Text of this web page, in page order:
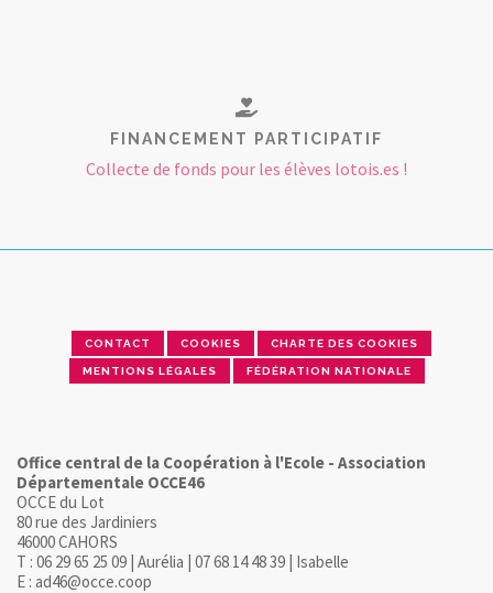
FINANCEMENT PARTICIPATIF
Collecte de fonds pour les élèves lotois.es !
CONTACT COOKIES CHARTE DES COOKIES
MENTIONS LÉGALES FÉDÉRATION NATIONALE
Office central de la Coopération à l'Ecole - Association
Départementale OCCE46
OCCE du Lot
80 rue des Jardiniers
46000 CAHORS
T : 06 29 65 25 09 | Aurélia | 07 68 14 48 39 | Isabelle
E : ad46@occe.coop